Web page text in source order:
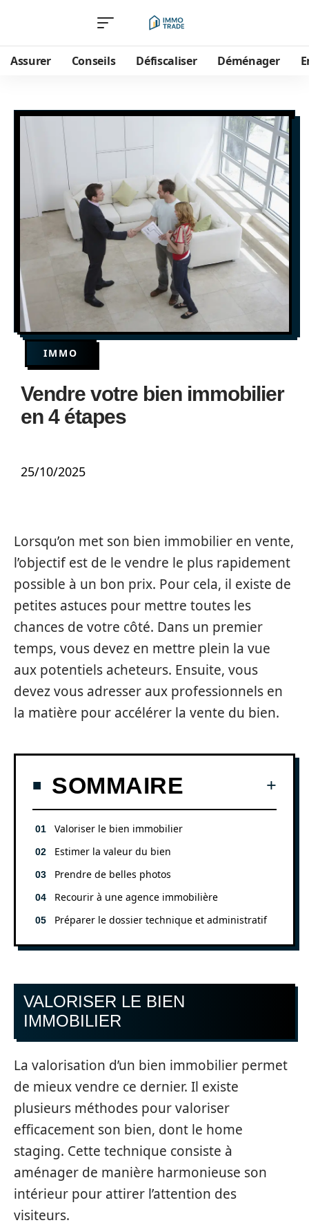
Assurer Conseils Défiscaliser Déménager
IMMO
Vendre votre bien immobilier
en 4 étapes
25/10/2025
Lorsqu’on met son bien immobilier en vente,
l’objectif est de le vendre le plus rapidement
possible à un bon prix. Pour cela, il existe de
petites astuces pour mettre toutes les
chances de votre côté. Dans un premier
temps, vous devez en mettre plein la vue
aux potentiels acheteurs. Ensuite, vous
devez vous adresser aux professionnels en
la matière pour accélérer la vente du bien.
SOMMAIRE
Valoriser le bien immobilier
Estimer la valeur du bien
Prendre de belles photos
Recourir à une agence immobilière
Préparer le dossier technique et administratif
VALORISER LE BIEN
IMMOBILIER
La valorisation d’un bien immobilier permet
de mieux vendre ce dernier. Il existe
plusieurs méthodes pour valoriser
efficacement son bien, dont le home
staging. Cette technique consiste à
aménager de manière harmonieuse son
intérieur pour attirer l’attention des
visiteurs.